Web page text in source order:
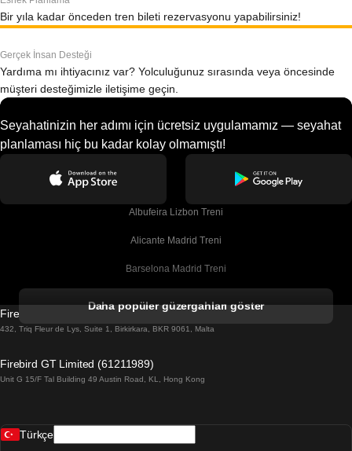
Bir yıla kadar önceden tren bileti rezervasyonu yapabilirsiniz!
Gerçek İnsan Desteği
Yardıma mı ihtiyacınız var? Yolculuğunuz sırasında veya öncesinde
müşteri desteğimizle iletişime geçin.
Seyahatinizin her adımı için ücretsiz uygulamamız — seyahat
planlaması hiç bu kadar kolay olmamıştı!
Albufeira Lizbon Treni
Alicante Madrid Treni
Barselona Madrid Treni
Barselona Sevilla Treni
Belfast Dublin Treni
Daha popüler güzergahları göster
Firebird GT Limited (OC 1451)
432, Triq Fleur de Lys, Suite 1, Birkirkara, BKR 9061, Malta
Firebird GT Limited (61211989)
Unit G 15/F Tal Building 49 Austin Road, KL, Hong Kong
Türkçe